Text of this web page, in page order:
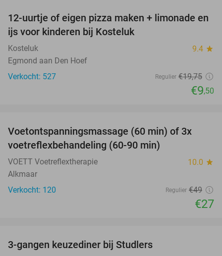
52%
12-uurtje of eigen pizza maken + limonade en
ijs voor kinderen bij Kosteluk
Kosteluk 9.4 star
Egmond aan Den Hoef
Verkocht: 527
Regulier €19,75
€9,50
45%
OUT
Voetontspanningsmassage (60 min) of 3x
voetreflexbehandeling (60-90 min)
VOETT Voetreflextherapie 10.0 star
Alkmaar
Verkocht: 120
Regulier €49
€27
3-gangen keuzediner bij Studlers